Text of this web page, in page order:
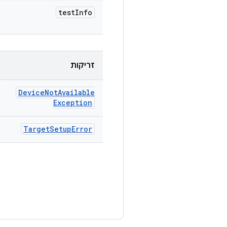
testInfo
זריקות
DeviceNotAvailable
Exception
TargetSetupError